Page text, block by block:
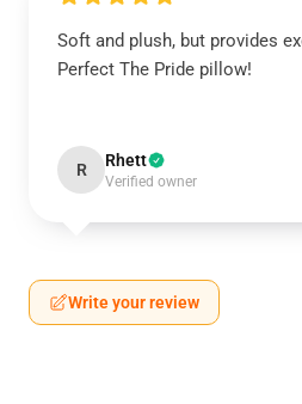
Soft and plush, but provides
Perfect The Pride pillow!
R Rhett
Verified owner
Write your review